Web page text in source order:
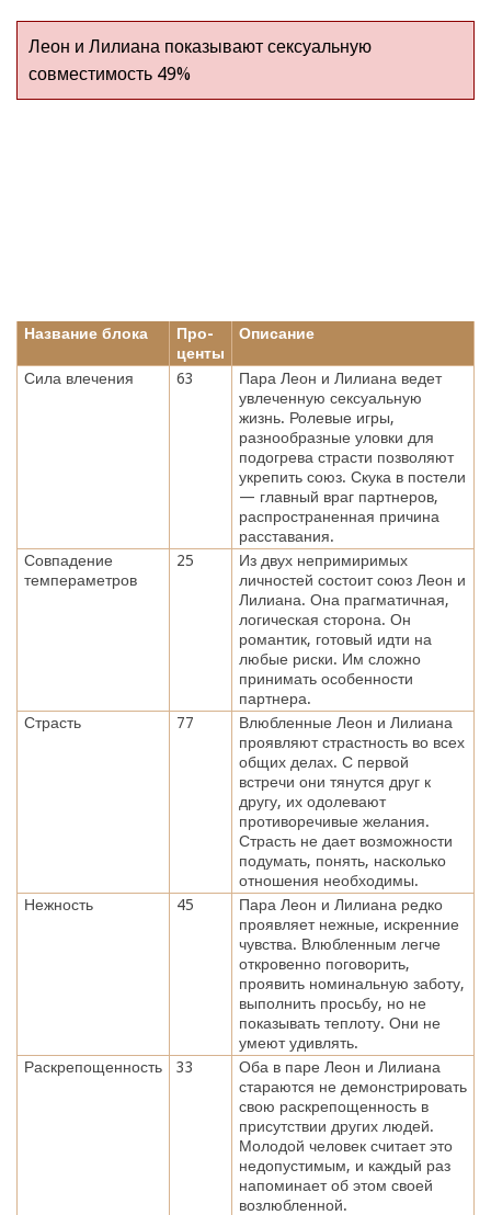
Леон и Лилиана показывают сексуальную
совместимость 49%
Название блока
Про-
центы
Описание
Сила влечения 63
Пара Леон и Лилиана ведет
увлеченную сексуальную
жизнь. Ролевые игры,
разнообразные уловки для
подогрева страсти позволяют
укрепить союз. Скука в постели
— главный враг партнеров,
распространенная причина
расставания.
Совпадение
темпераметров
25
Из двух непримиримых
личностей состоит союз Леон и
Лилиана. Она прагматичная,
логическая сторона. Он
романтик, готовый идти на
любые риски. Им сложно
принимать особенности
партнера.
Страсть
77
Влюбленные Леон и Лилиана
проявляют страстность во всех
общих делах. С первой
встречи они тянутся друг к
другу, их одолевают
противоречивые желания.
Страсть не дает возможности
подумать, понять, насколько
отношения необходимы.
Нежность
45
Пара Леон и Лилиана редко
проявляет нежные, искренние
чувства. Влюбленным легче
откровенно поговорить,
проявить номинальную заботу,
выполнить просьбу, но не
показывать теплоту. Они не
умеют удивлять.
Раскрепощенность
33
Оба в паре Леон и Лилиана
стараются не демонстрировать
свою раскрепощенность в
присутствии других людей.
Молодой человек считает это
недопустимым, и каждый раз
напоминает об этом своей
возлюбленной.